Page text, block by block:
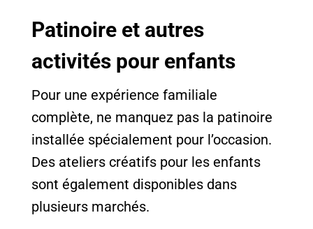
Patinoire et autres
activités pour enfants
Pour une expérience familiale
complète, ne manquez pas la patinoire
installée spécialement pour l’occasion.
Des ateliers créatifs pour les enfants
sont également disponibles dans
plusieurs marchés.